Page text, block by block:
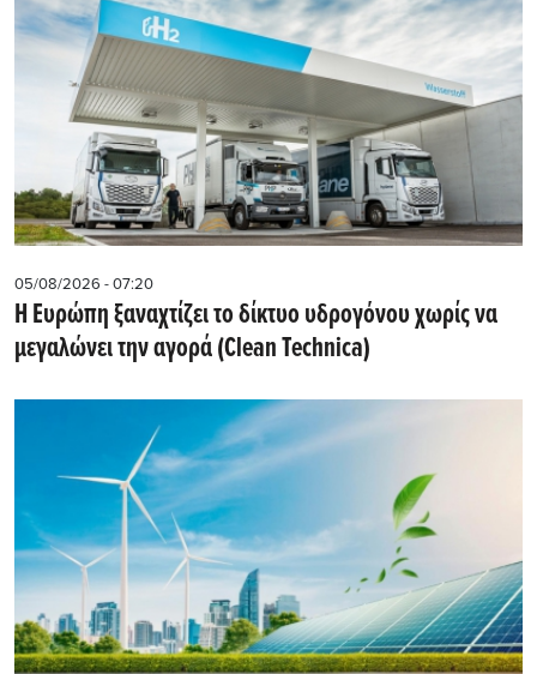
05/08/2026 - 07:20
Η Ευρώπη ξαναχτίζει το δίκτυο υδρογόνου χωρίς να
μεγαλώνει την αγορά (Clean Technica)